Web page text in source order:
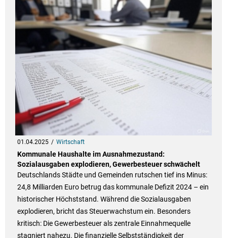
01.04.2025 Wirtschaft
Kommunale Haushalte im Ausnahmezustand:
Sozialausgaben explodieren, Gewerbesteuer schwächelt
Deutschlands Städte und Gemeinden rutschen tief ins Minus:
24,8 Milliarden Euro betrug das kommunale Defizit 2024 – ein
historischer Höchststand. Während die Sozialausgaben
explodieren, bricht das Steuerwachstum ein. Besonders
kritisch: Die Gewerbesteuer als zentrale Einnahmequelle
stagniert nahezu. Die finanzielle Selbstständigkeit der